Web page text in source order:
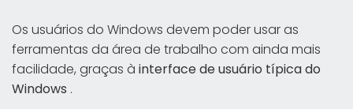
Os usuários do Windows devem poder usar as
ferramentas da área de trabalho com ainda mais
facilidade, graças à interface de usuário típica do
Windows .